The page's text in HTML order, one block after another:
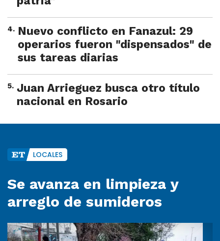
4. Nuevo conflicto en Fanazul: 29
operarios fueron "dispensados" de
sus tareas diarias
5. Juan Arrieguez busca otro título
nacional en Rosario
LOCALES
Se avanza en limpieza y
arreglo de sumideros